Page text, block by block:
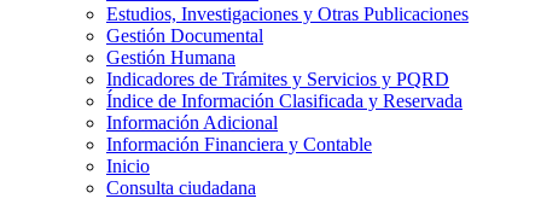
Estudios, Investigaciones y Otras Publicaciones
Gestión Documental
Gestión Humana
Indicadores de Trámites y Servicios y PQRD
Índice de Información Clasificada y Reservada
Información Adicional
Información Financiera y Contable
Inicio
Consulta ciudadana